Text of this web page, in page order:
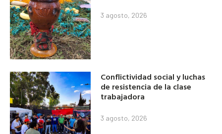
3 agosto, 2026
Conflictividad social y luchas
de resistencia de la clase
trabajadora
3 agosto, 2026